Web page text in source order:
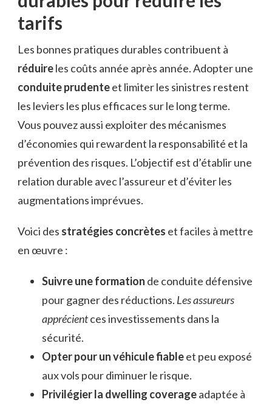
tarifs
Les bonnes pratiques durables contribuent à
réduireles coûts année après année. Adopter une
conduite prudenteet limiter les sinistres restent
les leviers les plus efficaces sur le long terme.
Vous pouvez aussi exploiter des mécanismes
d’économies qui rewardent la responsabilité et la
prévention des risques. L’objectif est d’établir une
relation durable avec l’assureur et d’éviter les
augmentations imprévues.
Voici des stratégies concrètes et faciles à mettre
en œuvre :
Suivre une formation de conduite défensive
pour gagner des réductions. Les assureurs
apprécientces investissements dans la
sécurité.
Opter pour un véhicule fiableet peu exposé
aux vols pour diminuer le risque.
Privilégier la dwelling coverageadaptée à